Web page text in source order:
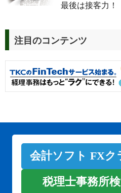
最後は接客力！
注目のコンテンツ
会計ソフト FXク
税理士事務所